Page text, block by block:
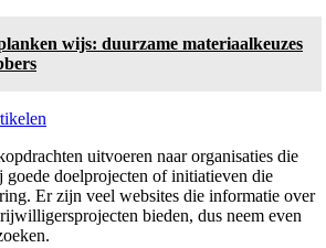
wijs: duurzame materiaalkeuzes
uitvoeren naar organisaties die
doelprojecten of initiatieven die
Er zijn veel websites die informatie over
bieden, dus neem even